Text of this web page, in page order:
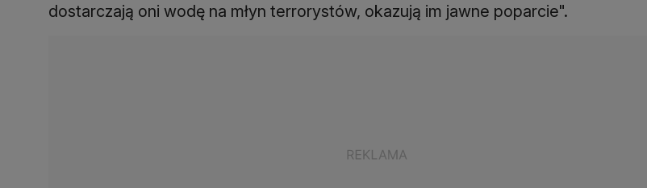
dostarczają oni wodę na młyn terrorystów, okazują im jawne poparcie".